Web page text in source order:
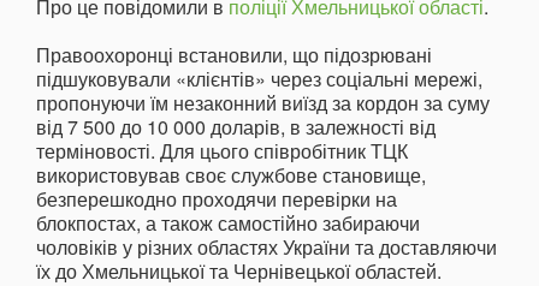
Про це повідомили в поліції Хмельницької області.
Правоохоронці встановили, що підозрювані
підшуковували «клієнтів» через соціальні мережі,
пропонуючи їм незаконний виїзд за кордон за суму
від 7 500 до 10 000 доларів, в залежності від
терміновості. Для цього співробітник ТЦК
використовував своє службове становище,
безперешкодно проходячи перевірки на
блокпостах, а також самостійно забираючи
чоловіків у різних областях України та доставляючи
їх до Хмельницької та Чернівецької областей.